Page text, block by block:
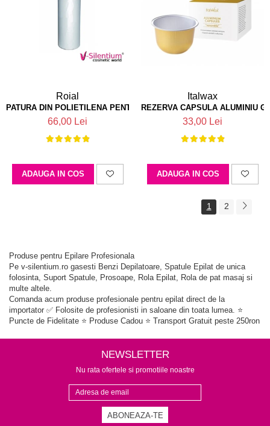
Roial
PATURA DIN POLIETILENA PENTRU TRATAMENTE 160*200CM 25BUC
66,00 Lei
ADAUGA IN COS
Italwax
REZERVA CAPSULA ALUMINIU
33,00 Lei
ADAUGA IN COS
1 2
Produse pentru Epilare Profesionala
Pe v-silentium.ro gasesti Benzi Depilatoare, Spatule Epilat de unica
folosinta, Suport Spatule, Prosoape, Rola Epilat, Rola de pat masaj si
multe altele.
Comanda acum produse profesionale pentru epilat direct de la
importator ✅ Folosite de profesionisti in saloane din toata lumea. ⭐
Puncte de Fidelitate ⭐ Produse Cadou ⭐ Transport Gratuit peste 250ron
NEWSLETTER
Nu rata ofertele si promotiile noastre